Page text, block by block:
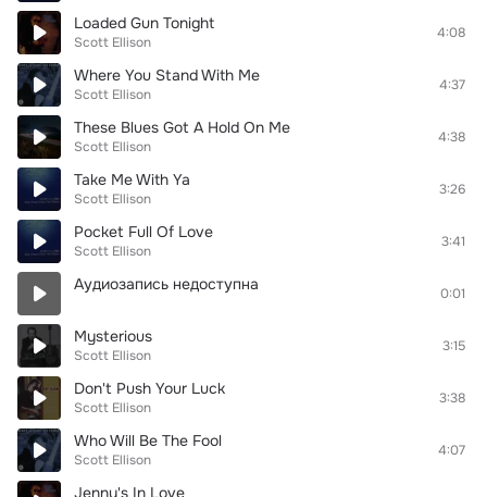
Loaded Gun Tonight
Scott Ellison
4:08
Where You Stand With Me
Scott Ellison
4:37
These Blues Got A Hold On Me
Scott Ellison
4:38
Take Me With Ya
Scott Ellison
3:26
Pocket Full Of Love
Scott Ellison
3:41
Аудиозапись недоступна 0:01
Mysterious
Scott Ellison
3:15
Don't Push Your Luck
Scott Ellison
3:38
Who Will Be The Fool
Scott Ellison
4:07
Jenny's In Love